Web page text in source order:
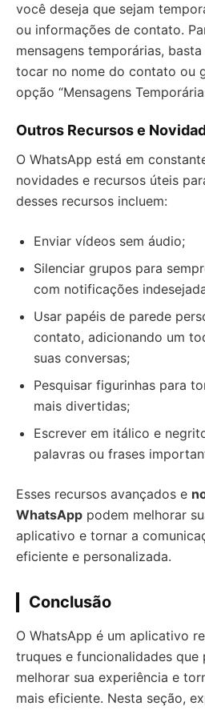
você deseja que sejam
ou informações de contato.
mensagens temporárias,
tocar no nome do contato ou
opção “Mensagens
Outros Recursos e
O WhatsApp está em
novidades e recursos úteis
desses recursos incluem:
Enviar vídeos sem áudio;
Silenciar grupos para
com notificações
Usar papéis de parede
contato, adicionando um
suas conversas;
Pesquisar figurinhas para
mais divertidas;
Escrever em itálico e
palavras ou frases
Esses recursos avançados e
WhatsApp podem melhorar
aplicativo e tornar a
eficiente e personalizada.
Conclusão
O WhatsApp é um aplicativo
truques e funcionalidades que
melhorar sua experiência e
mais eficiente. Nesta seção,